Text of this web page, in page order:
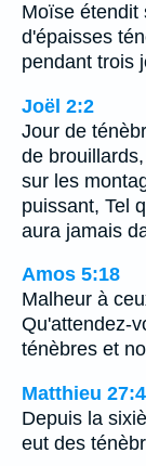
Moïse étendit
d'épaisses
pendant trois
Joël 2:2
Jour de
de
sur les
puissant, Tel
aura jamais
Amos 5:18
Malheur à
Qu'attendez-
ténèbres et
Matthieu
Depuis la
eut des